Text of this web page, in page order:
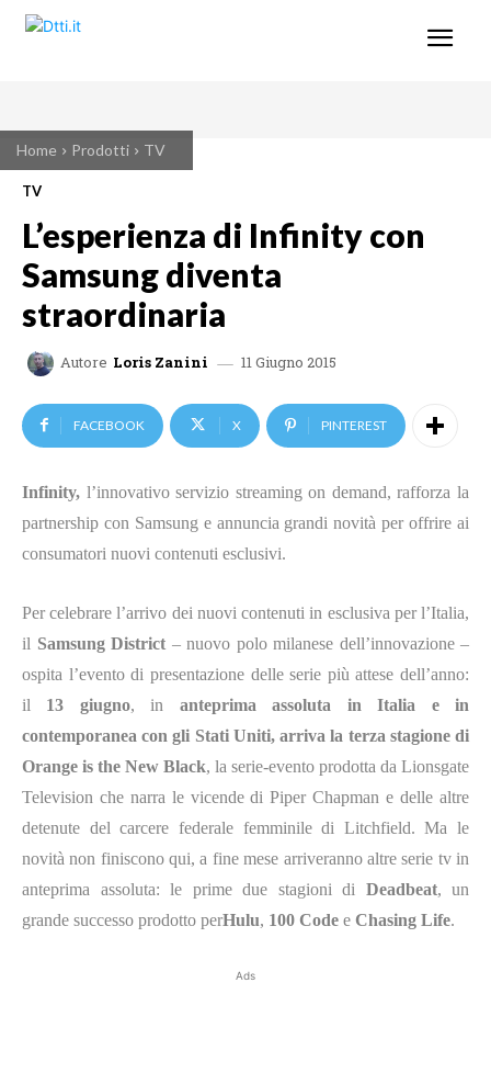
Home Prodotti TV
TV
L’esperienza di Infinity con
Samsung diventa
straordinaria
Autore Loris Zanini 11 Giugno 2015
FACEBOOK X PINTEREST
Infinity, l’innovativo servizio streaming on demand, rafforza la
partnership con Samsung e annuncia grandi novità per offrire ai
consumatori nuovi contenuti esclusivi.
Per celebrare l’arrivo dei nuovi contenuti in esclusiva per l’Italia,
il Samsung District – nuovo polo milanese dell’innovazione –
ospita l’evento di presentazione delle serie più attese dell’anno:
il 13 giugno, in anteprima assoluta in Italia e in
contemporanea con gli Stati Uniti, arriva la terza stagione di
Orange is the New Black, la serie-evento prodotta da Lionsgate
Television che narra le vicende di Piper Chapman e delle altre
detenute del carcere federale femminile di Litchfield. Ma le
novità non finiscono qui, a fine mese arriveranno altre serie tv in
anteprima assoluta: le prime due stagioni di Deadbeat, un
grande successo prodotto perHulu, 100 Code e Chasing Life.
Ads